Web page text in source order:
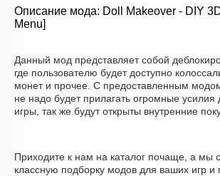
Описание мода: Doll Makeover - DIY
Menu]
Данный мод представляет собой
где пользователю будет доступно
монет и прочее. С предоставленным
не надо будет прилагать огромные
игры, так же будут открыты внутренние
Приходите к нам на каталог почаще, а мы
классную подборку модов для ваших игр и